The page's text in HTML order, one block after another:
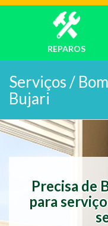
REPAROS
Serviços /
Bujari
Precisa de
para